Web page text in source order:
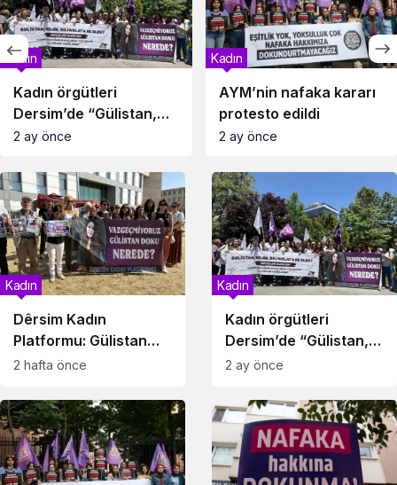
Kadın
Kadın örgütleri
Dersim’de “Gülistan,
Rojwelat ve Rojin
2 ay önce
Kadın
AYM’nin nafaka kararı
protesto edildi
2 ay önce
Dêrsim Kadın
Platformu: Gülistan
Doku dosyasındaki
çıkarılsın
Kadın
2 hafta önce
Kadın örgütleri
Dersim’de “Gülistan,
Rojwelat ve Rojin
Kadın
2 ay önce